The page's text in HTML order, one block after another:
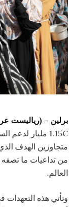
برلين – (رياليست
€1.15 مليار
متجاوزين الهدف
من تداعيات ما تصفه
العالم.